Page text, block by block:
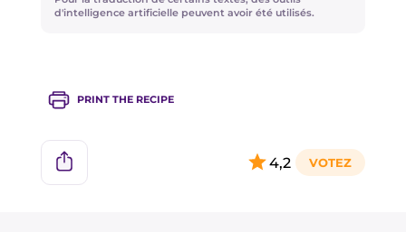
d'intelligence artificielle peuvent avoir été utilisés.
PRINT THE RECIPE
4,2